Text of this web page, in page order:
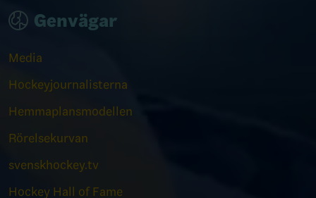
Genvägar
Media
Hockeyjournalisterna
Hemmaplansmodellen
Rörelsekurvan
svenskhockey.tv
Hockey Hall of Fame